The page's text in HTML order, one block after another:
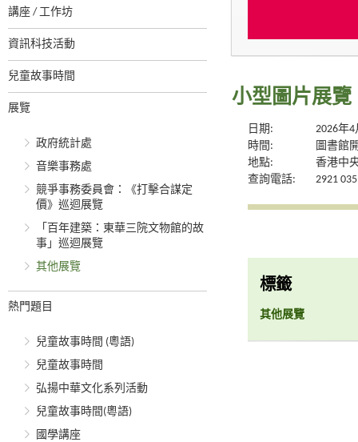
講座 / 工作坊
資訊科技活動
兒童故事時間
展覽
政府統計處
音樂事務處
競爭事務委員會：《打擊合謀定
價》巡迴展覽
「百年建築：東華三院文物館的故
事」巡迴展覽
其他展覽
熱門題目
兒童故事時間 (粵語)
兒童故事時間
弘揚中華文化系列活動
兒童故事時間(粵語)
國學講座
小型圖片展覽
日期:
2026年
時間:
圖書館
地點:
香港中
查詢電話:
2921
標籤
其他展覽